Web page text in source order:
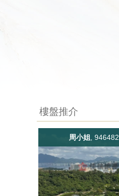
樓盤推介
周小姐 ,